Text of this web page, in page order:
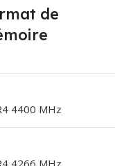
de
4400 MHz